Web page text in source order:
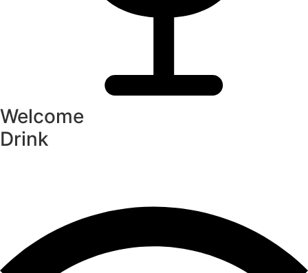
Welcome
Drink